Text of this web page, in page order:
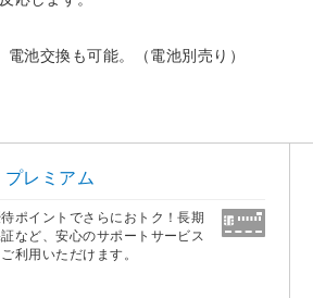
池交換も可能。（電池別売り）
プレミアム
ポイントでさらにおトク！長期
など、安心のサポートサービス
ご利用いただけます。